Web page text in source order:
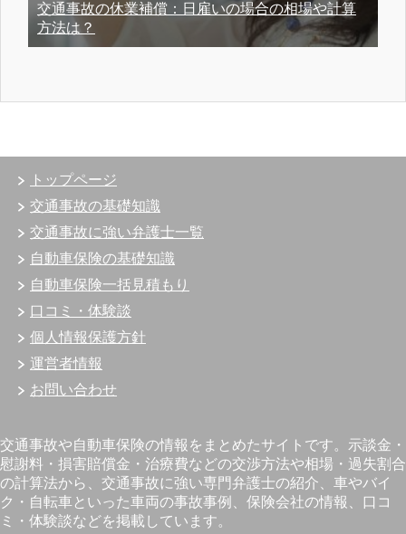
交通事故の休業補償：日雇いの場合の相場や計算
方法は？
トップページ
交通事故の基礎知識
交通事故に強い弁護士一覧
自動車保険の基礎知識
自動車保険一括見積もり
口コミ・体験談
個人情報保護方針
運営者情報
お問い合わせ
交通事故や自動車保険の情報をまとめたサイトです。示談金・
慰謝料・損害賠償金・治療費などの交渉方法や相場・過失割合
の計算法から、交通事故に強い専門弁護士の紹介、車やバイ
ク・自転車といった車両の事故事例、保険会社の情報、口コ
ミ・体験談などを掲載しています。